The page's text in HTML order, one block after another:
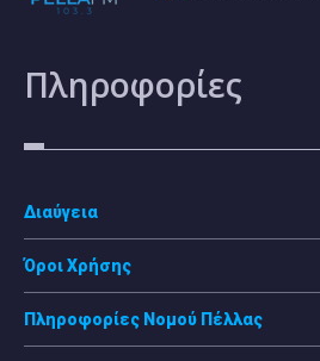
Πληροφορίες
Διαύγεια
Όροι Χρήσης
Πληροφορίες Νομού Πέλλας